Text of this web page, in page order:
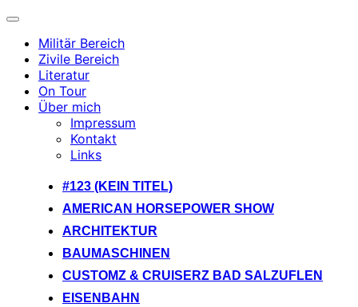
Navigation
umschalten
Militär Bereich
Zivile Bereich
Literatur
On Tour
Über mich
Impressum
Kontakt
Links
springen
#123 (KEIN TITEL)
AMERICAN HORSEPOWER SHOW
ARCHITEKTUR
BAUMASCHINEN
CUSTOMZ & CRUISERZ BAD SALZUFLEN
EISENBAHN